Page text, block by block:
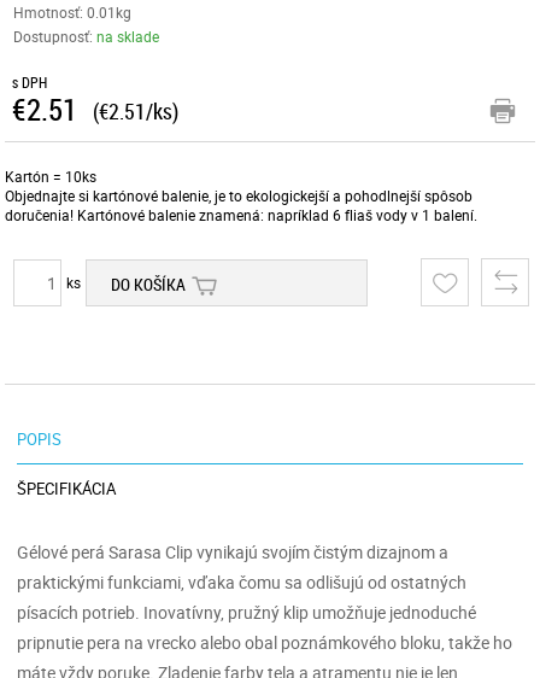
Hmotnosť: 0.01kg
Dostupnosť:na sklade
s DPH
€2.51 (€2.51/ks)
Kartón = 10ks
Objednajte si kartónové balenie, je to ekologickejší a pohodlnejší spôsob
doručenia! Kartónové balenie znamená: napríklad 6 fliaš vody v 1 balení.
ks DO KOŠÍKA
POPIS
ŠPECIFIKÁCIA
Gélové perá Sarasa Clip vynikajú svojím čistým dizajnom a
praktickými funkciami, vďaka čomu sa odlišujú od ostatných
písacích potrieb. Inovatívny, pružný klip umožňuje jednoduché
pripnutie pera na vrecko alebo obal poznámkového bloku, takže ho
máte vždy poruke. Zladenie farby tela a atramentu nie je len